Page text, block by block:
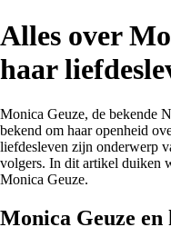
Alles over
haar
Monica Geuze, de bekende
bekend om haar openheid
liefdesleven zijn onderwerp
volgers. In dit artikel duiken
Monica Geuze.
Monica Geuze